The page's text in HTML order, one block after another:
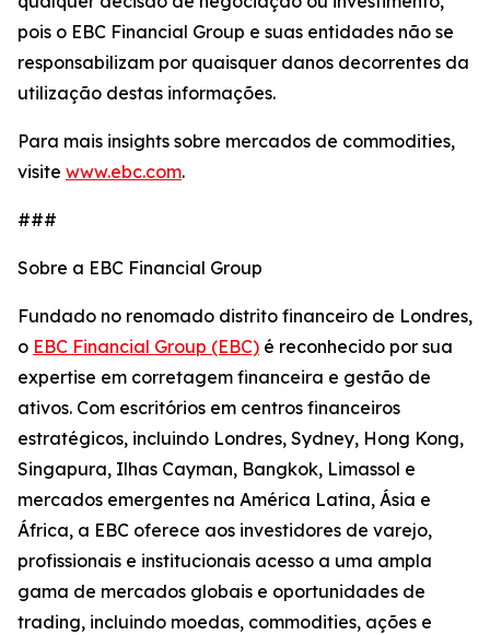
pois o EBC Financial Group e suas entidades não se
responsabilizam por quaisquer danos decorrentes da
utilização destas informações.
Para mais insights sobre mercados de commodities,
visite www.ebc.com.
###
Sobre a EBC Financial Group
Fundado no renomado distrito financeiro de Londres,
o EBC Financial Group (EBC) é reconhecido por sua
expertise em corretagem financeira e gestão de
ativos. Com escritórios em centros financeiros
estratégicos, incluindo Londres, Sydney, Hong Kong,
Singapura, Ilhas Cayman, Bangkok, Limassol e
mercados emergentes na América Latina, Ásia e
África, a EBC oferece aos investidores de varejo,
profissionais e institucionais acesso a uma ampla
gama de mercados globais e oportunidades de
trading, incluindo moedas, commodities, ações e